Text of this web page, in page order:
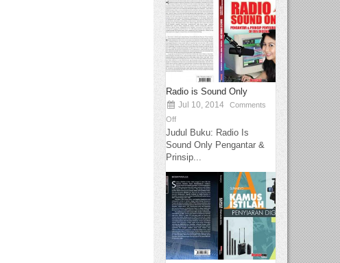
Radio is Sound Only
Jul 10, 2014
Comments
Off
Judul Buku: Radio Is
Sound Only Pengantar &
Prinsip...